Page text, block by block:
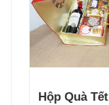
Hộp Quà Tết